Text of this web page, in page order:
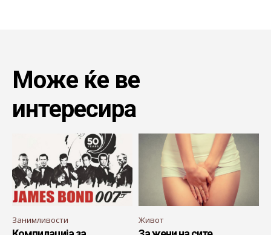
Може ќе ве
интересира
Занимливости Живот